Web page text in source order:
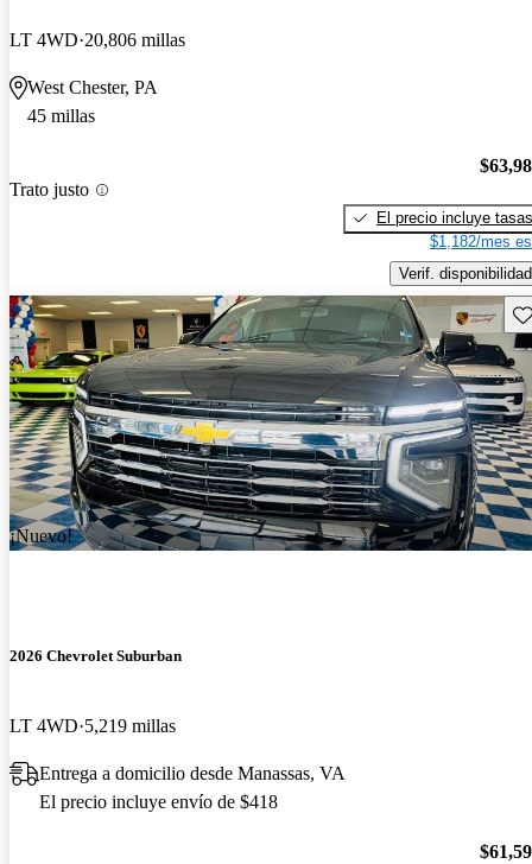
LT 4WD 20,806 millas
West Chester, PA
45 millas
Trato justo
El precio incluye tasas
$1,182/mes
Verif. disponibilidad
¡Nuevo!
2026 Chevrolet Suburban
LT 4WD 5,219 millas
Entrega a domicilio desde Manassas, VA
El precio incluye envío de $418